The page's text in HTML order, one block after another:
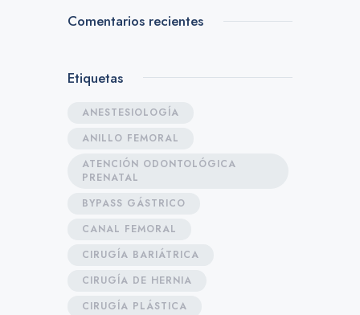
Comentarios recientes
Etiquetas
ANESTESIOLOGÍA
ANILLO FEMORAL
ATENCIÓN ODONTOLÓGICA
PRENATAL
BYPASS GÁSTRICO
CANAL FEMORAL
CIRUGÍA BARIÁTRICA
CIRUGÍA DE HERNIA
CIRUGÍA PLÁSTICA